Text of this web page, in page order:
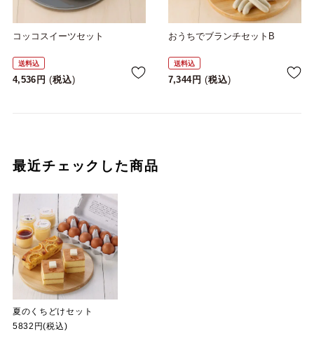
コッコスイーツセット
送料込
4,536 税込
おうちでブランチセットB
送料込
7,344 税込
最近チェックした商品
夏のくちどけセット
5832円(税込)